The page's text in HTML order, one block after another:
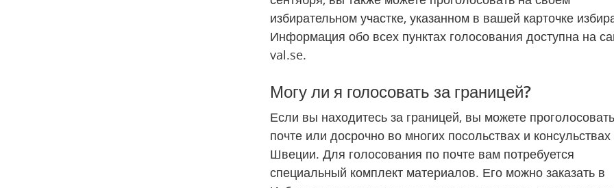
избирательном участке, указанном в вашей карточке
Информация обо всех пунктах голосования доступна на
val.se.
Могу ли я голосовать за границей?
Если вы находитесь за границей, вы можете
почте или досрочно во многих посольствах и консульствах
Швеции. Для голосования по почте вам потребуется
специальный комплект материалов. Его можно заказать в